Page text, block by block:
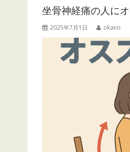
坐骨神経痛の人に
2025年7月1日 okano